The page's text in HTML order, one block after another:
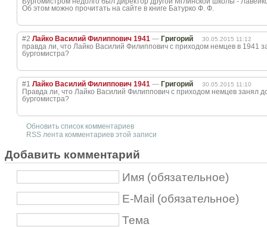
Об этом можно прочитать на сайте в книге Батурко Ф. Ф.
#2 Лайко Василий Филиппович 1941 — Григорий 30.05.2015 11:12
правда ли, что Лайко Василий Филиппович с приходом немцев в 1941
бургомистра?
#1 Лайко Василий Филиппович 1941 — Григорий 30.05.2015 11:10
Правда ли, что Лайко Василий Филиппович с приходом немцев занял
бургомистра?
Обновить список комментариев
RSS лента комментариев этой записи
Добавить комментарий
Имя (обязательное)
E-Mail (обязательное)
Тема